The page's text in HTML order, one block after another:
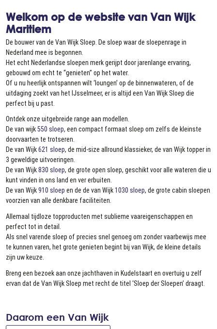
Welkom op de website van Van Wijk
Maritiem
De bouwer van de Van Wijk Sloep. De sloep waar de sloepenrage in
Nederland mee is begonnen.
Het echt Nederlandse sloepen merk gerijpt door jarenlange ervaring,
gebouwd om echt te “genieten” op het water.
Of u nu heerlijk ontspannen wilt ‘loungen’ op de binnenwateren, of de
uitdaging zoekt van het IJsselmeer, er is altijd een Van Wijk Sloep die
perfect bij u past.
Ontdek onze uitgebreide range aan modellen.
De van wijk550 sloep, een compact formaat sloep om zelfs de kleinste
doorvaarten te trotseren.
De van Wijk621 sloep, de mid-size allround klassieker, de van Wijk topper in
3 geweldige uitvoeringen.
De van Wijk830 sloep, de grote open sloep, geschikt voor alle wateren die u
kunt vinden in ons land en ver erbuiten.
De van Wijk910 sloep en de de van Wijk1030 sloep, de grote cabin sloepen
voorzien van alle denkbare faciliteiten.
Allemaal tijdloze topproducten met sublieme vaareigenschappen en
perfect tot in detail.
Als snel varende sloep of precies snel genoeg om zonder vaarbewijs mee
te kunnen varen, het grote genieten begint bij van Wijk, de kleine details
zijn uw keuze.
Breng een bezoek aan onze jachthaven in Kudelstaart en overtuig u zelf
ervan dat de Van Wijk Sloep met recht de titel ‘Sloep der Sloepen’ draagt.
Daarom een Van Wijk